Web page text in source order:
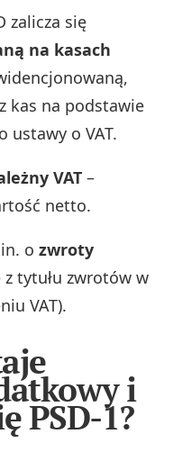
zalicza się
na kasach
kas na podstawie
ustawy o VAT.
VAT –
netto.
ozwroty
z tytułu zwrotów w
VAT).
i
PSD-1?